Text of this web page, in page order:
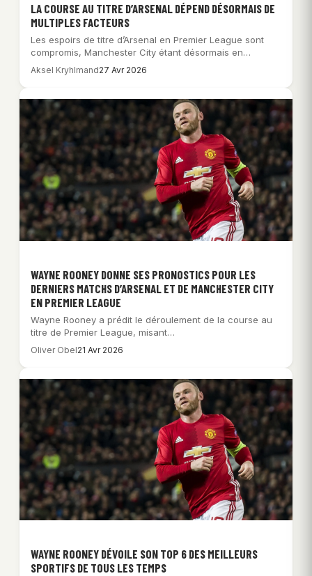
LA COURSE AU TITRE D’ARSENAL DÉPEND DÉSORMAIS DE
MULTIPLES FACTEURS
Les espoirs de titre d’Arsenal en Premier League sont
compromis, Manchester City étant désormais en…
Aksel Kryhlmand27 Avr 2026
WAYNE ROONEY DONNE SES PRONOSTICS POUR LES
DERNIERS MATCHS D’ARSENAL ET DE MANCHESTER CITY
EN PREMIER LEAGUE
Wayne Rooney a prédit le déroulement de la course au
titre de Premier League, misant…
Oliver Obel21 Avr 2026
WAYNE ROONEY DÉVOILE SON TOP 6 DES MEILLEURS
SPORTIFS DE TOUS LES TEMPS